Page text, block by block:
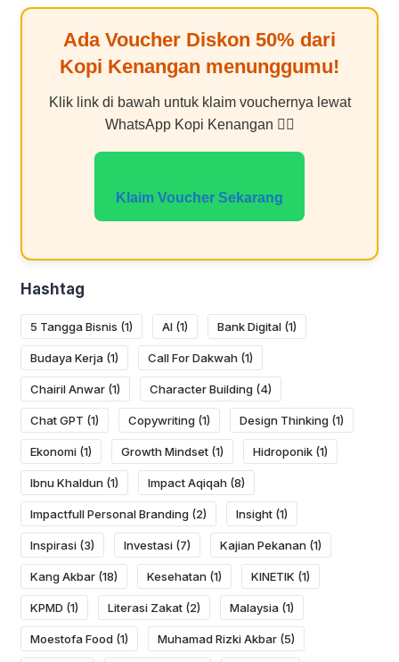
Ada Voucher Diskon 50% dari
Kopi Kenangan menunggumu!
Klik link di bawah untuk klaim vouchernya lewat
WhatsApp Kopi Kenangan 👇🏻
Klaim Voucher Sekarang
Hashtag
5 Tangga Bisnis (1) AI (1) Bank Digital (1)
Budaya Kerja (1) Call For Dakwah (1)
Chairil Anwar (1) Character Building (4)
Chat GPT (1) Copywriting (1) Design Thinking (1)
Ekonomi (1) Growth Mindset (1) Hidroponik (1)
Ibnu Khaldun (1) Impact Aqiqah (8)
Impactfull Personal Branding (2) Insight (1)
Inspirasi (3) Investasi (7) Kajian Pekanan (1)
Kang Akbar (18) Kesehatan (1) KINETIK (1)
KPMD (1) Literasi Zakat (2) Malaysia (1)
Moestofa Food (1) Muhamad Rizki Akbar (5)